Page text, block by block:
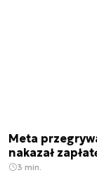
Meta
nakazał
3 min.